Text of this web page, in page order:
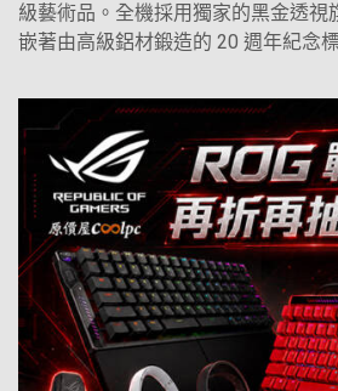
級藝術品。全機採用獨家的黑金透視
嵌著由高級鋁材鍛造的 20 週年紀念